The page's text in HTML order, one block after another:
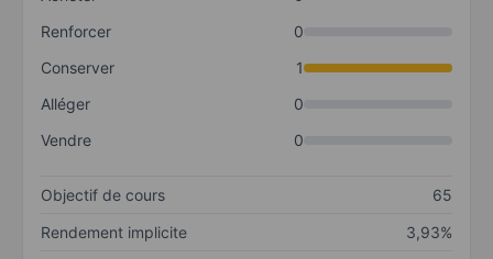
Renforcer
0
Conserver
1
Alléger
0
Vendre
0
Objectif de cours
65
Rendement implicite
3,93%